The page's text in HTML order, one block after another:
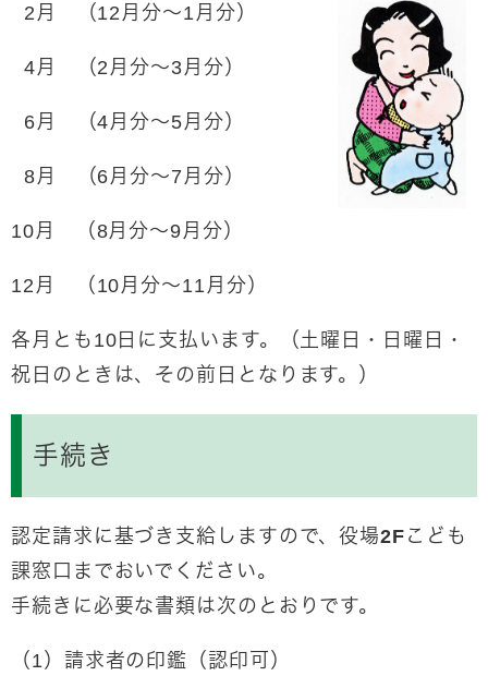
2月 （12月分～1月分）
4月 （2月分～3月分）
6月 （4月分～5月分）
8月 （6月分～7月分）
10月 （8月分～9月分）
12月 （10月分～11月分）
各月とも10日に支払います。（土曜日・日曜日・
祝日のときは、その前日となります。）
手続き
認定請求に基づき支給しますので、役場2Fこども
課窓口までおいでください。
手続きに必要な書類は次のとおりです。
（1）請求者の印鑑（認印可）